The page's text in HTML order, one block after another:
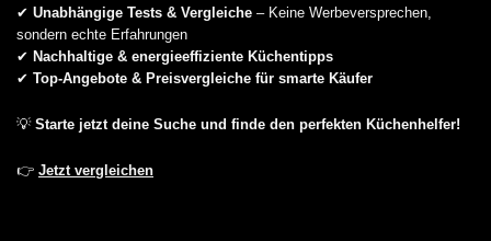
✔ Unabhängige Tests & Vergleiche – Keine Werbeversprechen,
sondern echte Erfahrungen
✔ Nachhaltige & energieeffiziente Küchentipps
✔ Top-Angebote & Preisvergleiche für smarte Käufer
💡 Starte jetzt deine Suche und finde den perfekten Küchenhelfer!
👉 Jetzt vergleichen